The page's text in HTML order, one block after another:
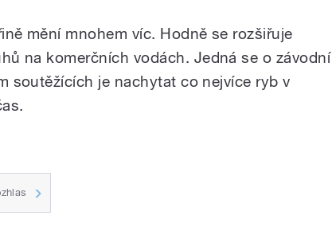
mění mnohem víc. Hodně se rozšiřuje
na komerčních vodách. Jedná se o závodní
soutěžících je nachytat co nejvíce ryb v